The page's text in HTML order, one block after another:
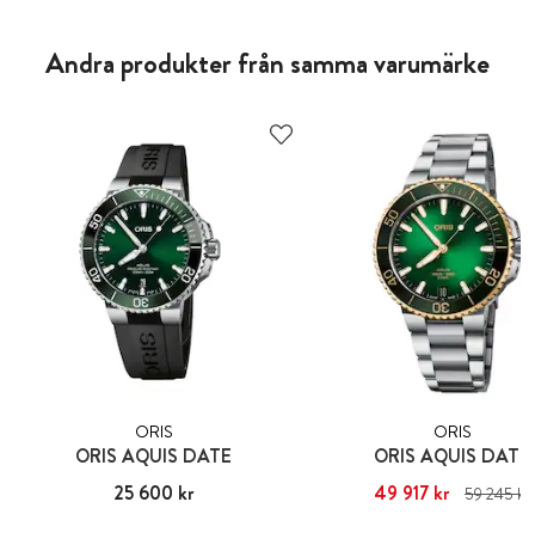
Andra produkter från samma varumärke
ORIS
ORIS AQUIS DATE
Pris:25 600 kr
25 600 kr
ORIS
ORIS AQUIS DATE
Nuvarande pris:49 917 kr
49 917 kr 59 245 kr